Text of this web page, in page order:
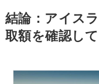
結論：アイス
取額を確認し